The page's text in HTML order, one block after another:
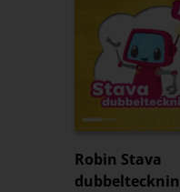
Robin Stava